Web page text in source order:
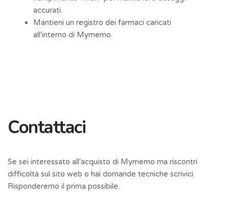
accurati.
Mantieni un registro dei farmaci caricati
all'interno di Mymemo.
Contattaci
Se sei interessato all'acquisto di Mymemo ma riscontri
difficoltà sul sito web o hai domande tecniche scrivici.
Risponderemo il prima possibile.